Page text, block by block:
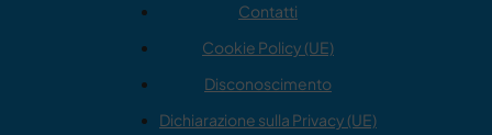
Contatti
Cookie Policy (UE)
Disconoscimento
Dichiarazione sulla Privacy (UE)